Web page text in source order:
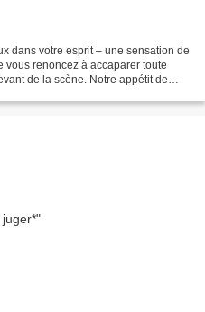
dans votre esprit – une sensation de
renoncez à accaparer toute
de la scène. Notre appétit de